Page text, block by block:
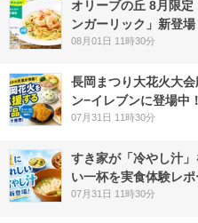
オリーブの丘 8月限
ンガーリック」新登
08月01日 11時30分
長岡まつり大花火大
ン−イレブンに登場中！
07月31日 11時30分
すき家が「冷やし汁
い一杯を実食体験レポ
07月31日 11時30分